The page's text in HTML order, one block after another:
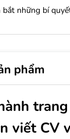
bắt những bí
phẩm
viết CV